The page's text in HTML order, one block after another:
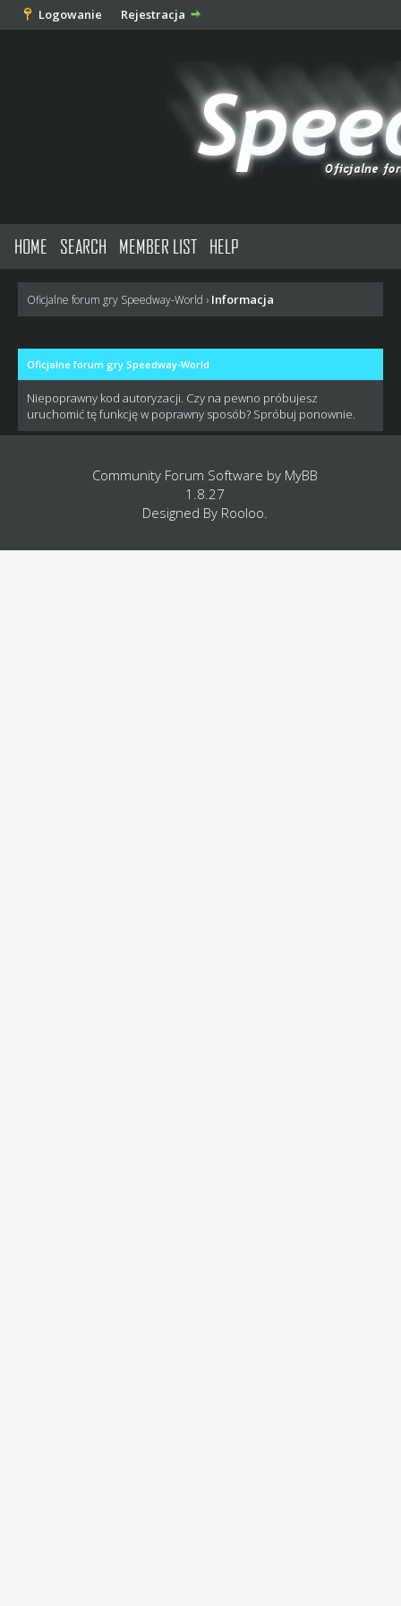
Logowanie Rejestracja
HOME SEARCH MEMBER LIST HELP
Oficjalne forum gry Speedway-World › Informacja
Oficjalne forum gry Speedway-World
Niepoprawny kod autoryzacji. Czy na pewno próbujesz
uruchomić tę funkcję w poprawny sposób? Spróbuj ponownie.
Community Forum Software by MyBB
1.8.27
Designed By Rooloo.